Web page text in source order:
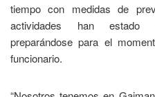
tiempo con medidas de
actividades han estado
preparándose para el
funcionario.